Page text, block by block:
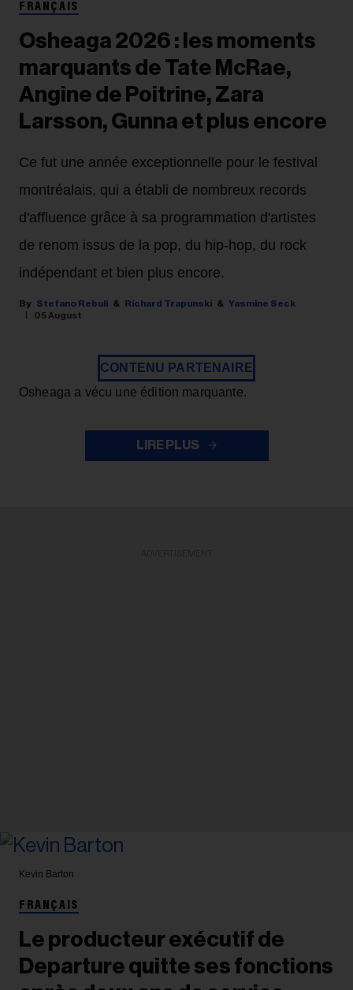
FRANÇAIS
Osheaga 2026 : les moments
marquants de Tate McRae,
Angine de Poitrine, Zara
Larsson, Gunna et plus encore
Ce fut une année exceptionnelle pour le festival
montréalais, qui a établi de nombreux records
d'affluence grâce à sa programmation d'artistes
de renom issus de la pop, du hip-hop, du rock
indépendant et bien plus encore.
Stefano Rebuli Richard Trapunski
Yasmine Seck
05 August
CONTENU PARTENAIRE
Osheaga a vécu une édition marquante.
LIRE PLUS
Kevin Barton
FRANÇAIS
Le producteur exécutif de
Departure quitte ses fonctions